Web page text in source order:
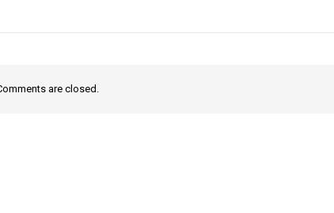
are closed.